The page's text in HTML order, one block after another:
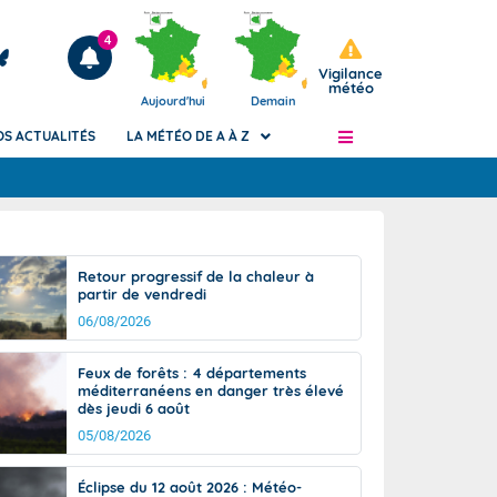
Articles
4
Aujourd'hui Demain
Vigilance
météo
de
Phénomènes dangereux de J+2 à J+7
Avertissement pluies intenses à l'échelle
des communes (Apic)
Bulletins Marine
Bulletins d'estimation du risque
d'avalanche
Météo des forêts
Vigicrues
ACTUALITÉS LA MÉTÉO DE A À Z
Retour progressif de la chaleur à
partir de vendredi
06/08/2026
Feux de forêts : 4 départements
méditerranéens en danger très élevé
dès jeudi 6 août
05/08/2026
Éclipse du 12 août 2026 : Météo-